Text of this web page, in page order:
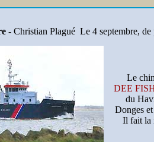
- Christian Plagué Le 4 septembre,
Le
DEE
du
Donges
Il fait la